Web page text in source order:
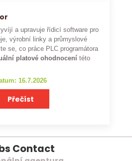
a upravuje řídicí software pro
výrobní linky a průmyslové
se, co práce PLC programátora
platové ohodnocení této
16.7.2026
Přečíst
Contact